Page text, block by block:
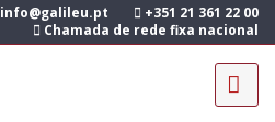
info@galileu.pt
+351 21 361 22 00
Chamada de rede fixa nacional